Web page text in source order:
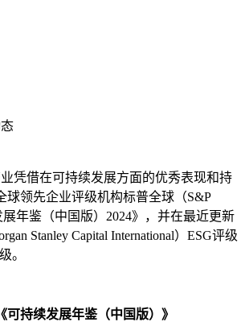
凭借在可持续发展方面的优秀表现和持
球领先企业评级机构标普全球（S&P
年鉴（中国版） 2024》，并在最近更新
Stanley Capital International） ESG评级
。
持续发展年鉴（中国版）》